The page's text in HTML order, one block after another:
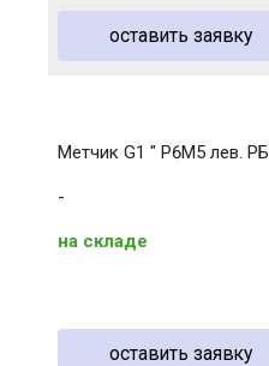
оставить заявку
Метчик G1 " Р6М5 лев. РБ
-
на складе
оставить заявку